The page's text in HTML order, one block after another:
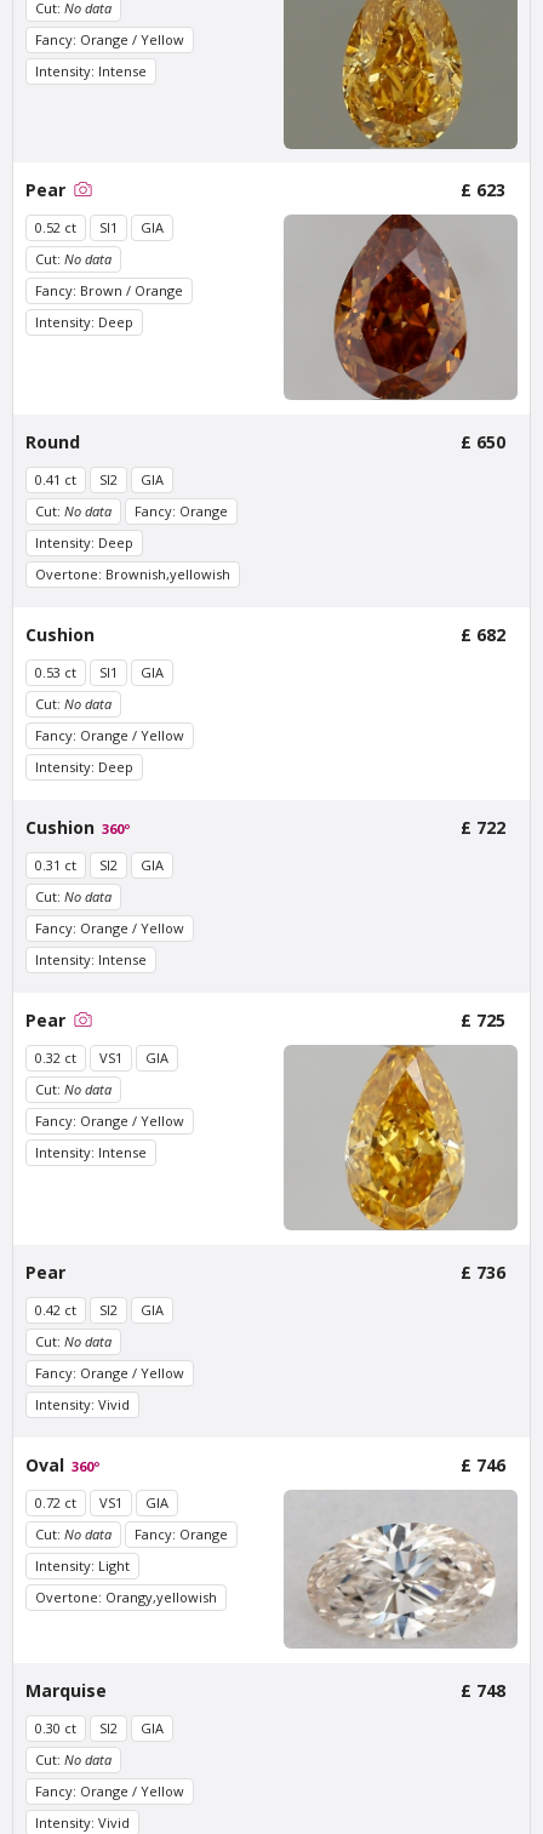
Van Amstel Zeeburg
£ 425excl. VAT
Van Amstel IJburg
£ 425excl. VAT
Van Amstel KNSM
Van Amstel Java
£ 425excl. VAT
Van Amstel Carré
Van Amstel
Concertgebouw
£ 425excl. VAT
Van Amstel Stedelijk
£ 425excl. VAT
Cut: No data
Fancy: Orange / Yellow
Intensity: Intense
Pear £ 623
0.52 ct SI1
GIA
Cut: No data
Fancy: Brown / Orange
Intensity: Deep
Round £ 650
0.41 ct SI2
GIA
Cut: No data
Fancy: Orange
Intensity: Deep
Overtone: Brownish,yellowish
Cushion £ 682
0.53 ct SI1
GIA
Cut: No data
Fancy: Orange / Yellow
Intensity: Deep
Cushion 360º £ 722
0.31 ct SI2
GIA
Cut: No data
Fancy: Orange / Yellow
Intensity: Intense
Pear £ 725
0.32 ct VS1
GIA
Cut: No data
Fancy: Orange / Yellow
Intensity: Intense
Pear £ 736
0.42 ct SI2
GIA
Cut: No data
Fancy: Orange / Yellow
Intensity: Vivid
Oval 360º £ 746
0.72 ct VS1
GIA
Cut: No data
Fancy: Orange
Intensity: Light
Overtone: Orangy,yellowish
Marquise £ 748
0.30 ct SI2
GIA
Cut: No data
Fancy: Orange / Yellow
Intensity: Vivid